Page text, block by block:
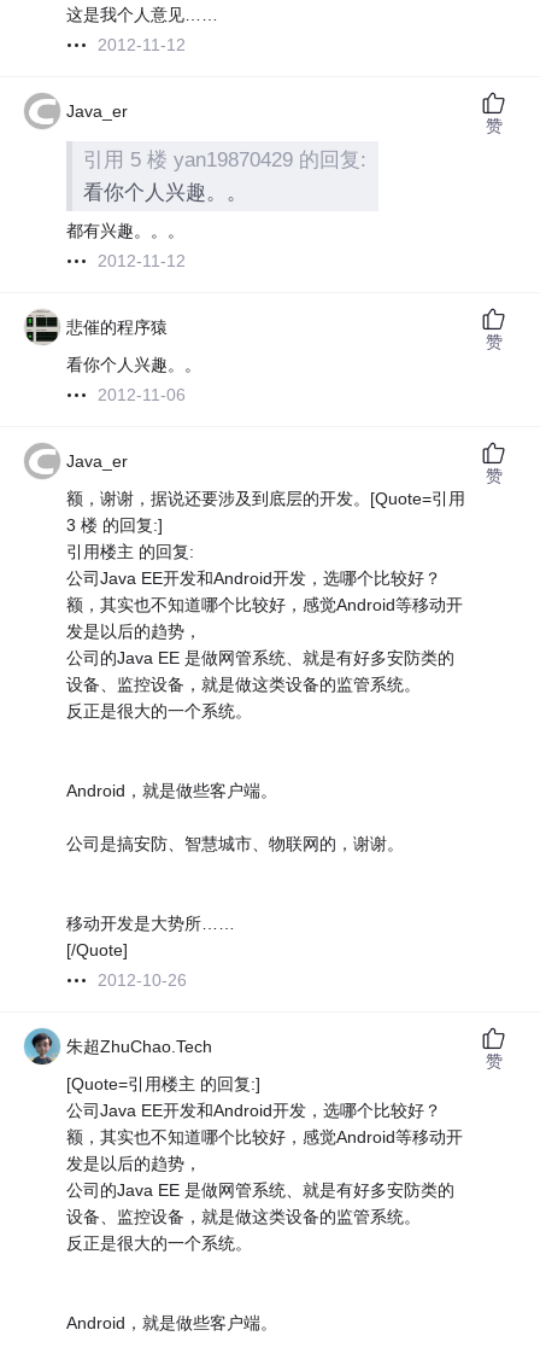
这是我个人意见……
2012-11-12
Java_er
引用 5 楼 yan19870429 的回复:
看你个人兴趣。。
都有兴趣。。。
2012-11-12
赞
悲催的程序猿
看你个人兴趣。。
2012-11-06
赞
Java_er
额，谢谢，据说还要涉及到底层的开发。[Quote=引用
3 楼 的回复:]
引用楼主 的回复:
公司Java EE开发和Android开发，选哪个比较好？
额，其实也不知道哪个比较好，感觉Android等移动开
发是以后的趋势，
公司的Java EE 是做网管系统、就是有好多安防类的
设备、监控设备，就是做这类设备的监管系统。
反正是很大的一个系统。
Android，就是做些客户端。
公司是搞安防、智慧城市、物联网的，谢谢。
移动开发是大势所……
[/Quote]
2012-10-26
赞
朱超ZhuChao.Tech
[Quote=引用楼主 的回复:]
公司Java EE开发和Android开发，选哪个比较好？
额，其实也不知道哪个比较好，感觉Android等移动开
发是以后的趋势，
公司的Java EE 是做网管系统、就是有好多安防类的
设备、监控设备，就是做这类设备的监管系统。
反正是很大的一个系统。
Android，就是做些客户端。
赞